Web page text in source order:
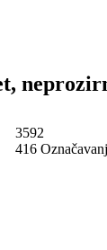
3592
416